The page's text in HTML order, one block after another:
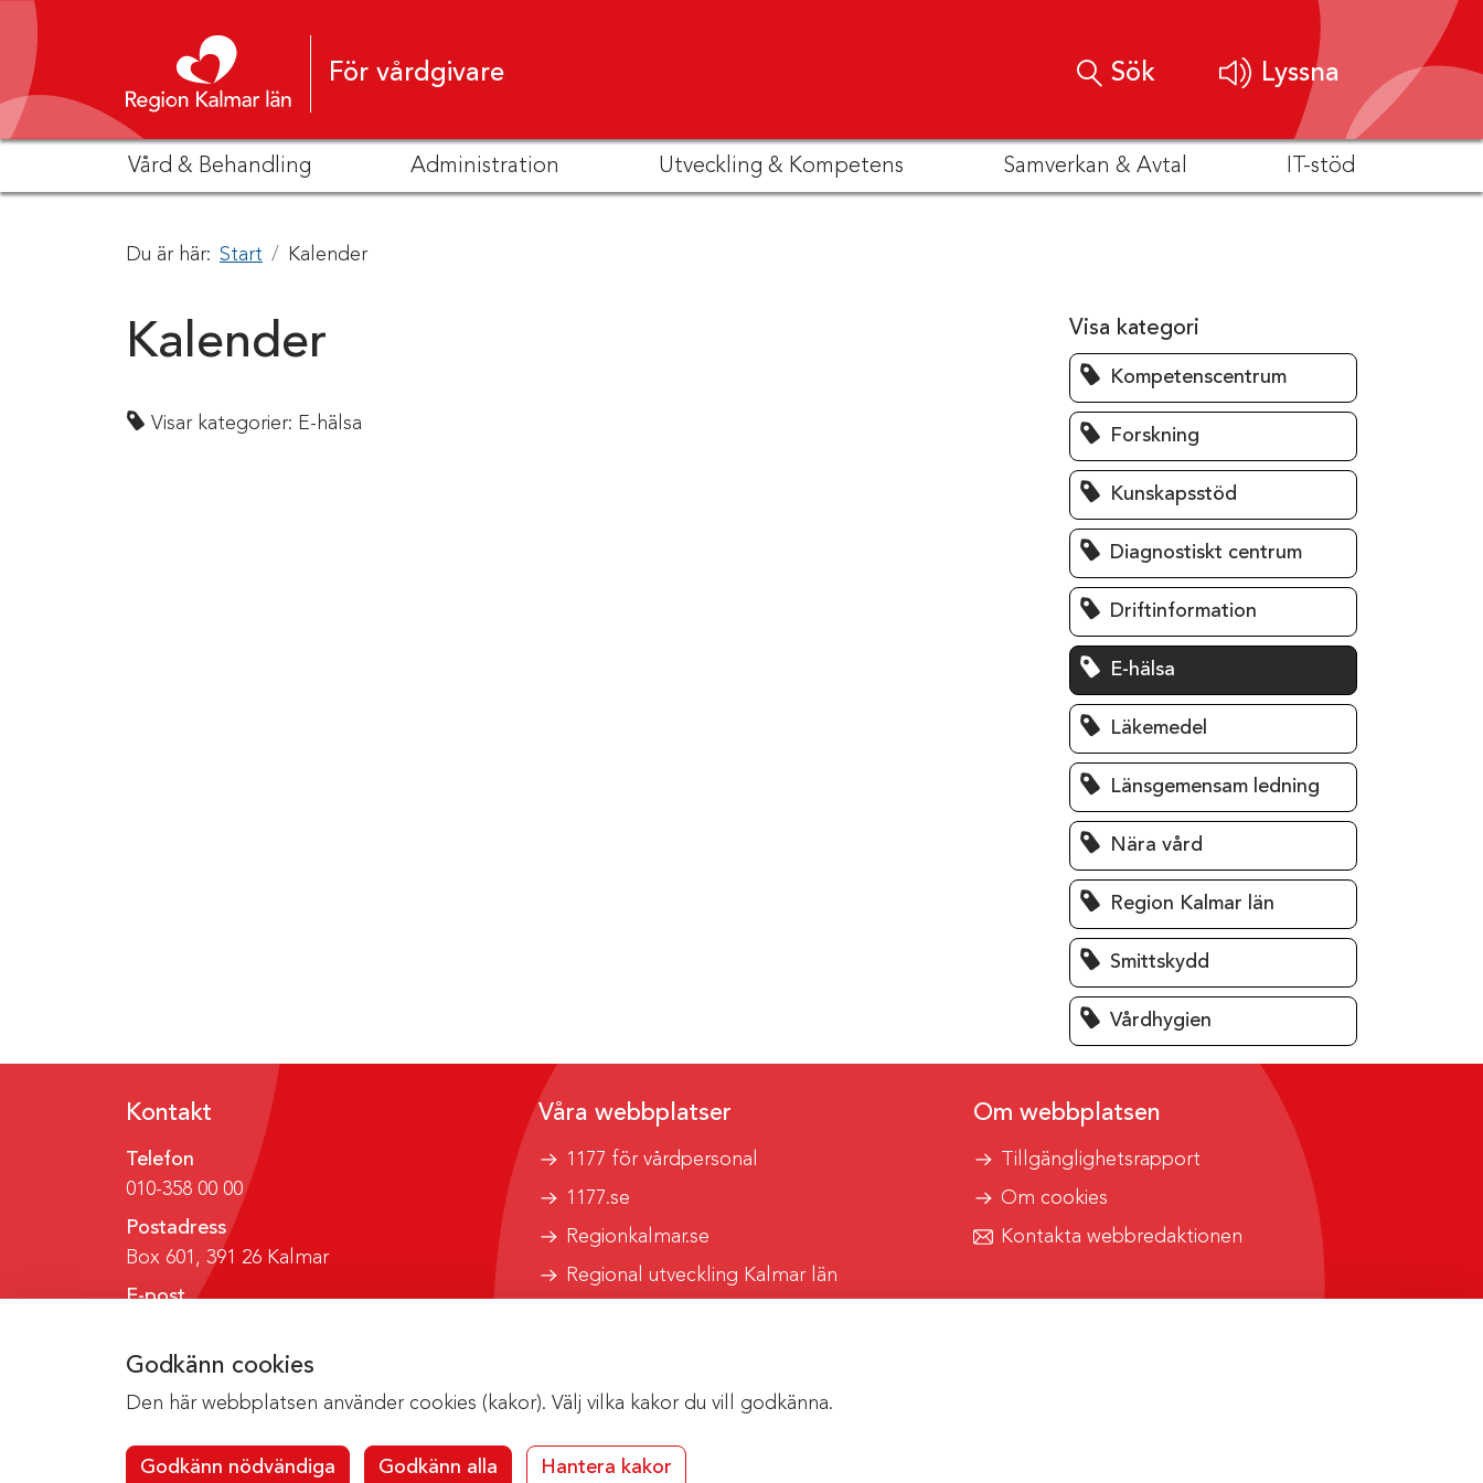
Godkänn cookies
Den här webbplatsen använder cookies (kakor). Välj vilka kakor du vill godkänna.
Godkänn nödvändiga Godkänn alla Hantera kakor
Hoppa till innehåll
För vårdgivare Sök Lyssna
Vård & Behandling Administration Utveckling & Kompetens Samverkan & Avtal IT-stöd
Du är här: Start Kalender
Kalender
Visar kategorier: E-hälsa
Visa kategori
Kompetenscentrum
Forskning
Kunskapsstöd
Diagnostiskt centrum
Driftinformation
E-hälsa
Läkemedel
Länsgemensam ledning
Nära vård
Region Kalmar län
Smittskydd
Vårdhygien
Kontakt
Telefon
010-358 00 00
Postadress
Box 601, 391 26 Kalmar
E-post
Våra webbplatser
1177 för vårdpersonal
1177.se
Regionkalmar.se
Regional utveckling Kalmar län
Om webbplatsen
Tillgänglighetsrapport
Om cookies
Kontakta webbredaktionen